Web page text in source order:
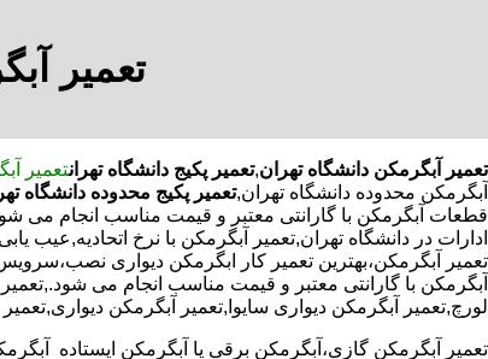
تعمیر
تعمیر آبگرمکن دانشگاه تهران,تعمیر پکیج دانشگاه تهرانتعمیر
آبگرمکن محدوده دانشگاه تهران,تعمیر پکیج محدوده دانشگاه
قطعات آبگرمکن با گارانتی معتبر و قیمت مناسب انجام می
ادارات در دانشگاه تهران,تعمیر آبگرمکن با نرخ
تعمیر آبگرمکن،بهترین تعمیر کار ابگرمکن دیواری
آبگرمکن با گارانتی معتبر و قیمت مناسب انجام می شود.,تعمیر
لورچ,تعمیر آبگرمکن دیواری سایوا,تعمیر آبگرمکن